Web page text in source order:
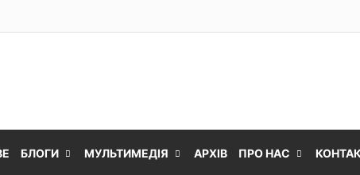
БЛОГИ МУЛЬТИМЕДІЯ АРХІВ ПРО НАС